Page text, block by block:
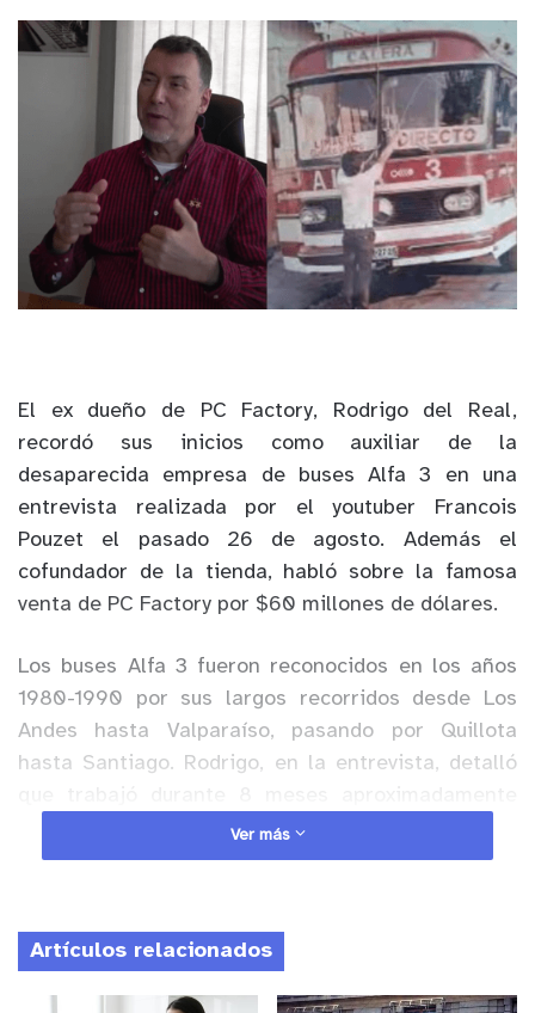
El ex dueño de PC Factory, Rodrigo del Real,
recordó sus inicios como auxiliar de la
desaparecida empresa de buses Alfa 3 en una
entrevista realizada por el youtuber Francois
Pouzet el pasado 26 de agosto. Además el
cofundador de la tienda, habló sobre la famosa
venta de PC Factory por $60 millones de dólares.
Los buses Alfa 3 fueron reconocidos en los años
1980-1990 por sus largos recorridos desde Los
Andes hasta Valparaíso, pasando por Quillota
hasta Santiago. Rodrigo, en la entrevista, detalló
entre su segunda y tercera carrera universitaria
con el fin de recaudar fondos.
“Realmente llegué a la garita de los Alfa 3 a pedir
pega y me la conseguí. Me tuvieron limpiando
Ver más
Artículos relacionados